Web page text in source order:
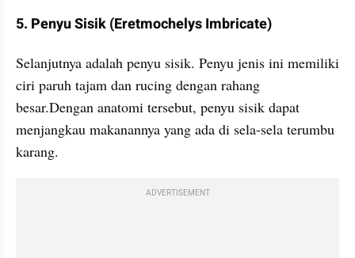
5. Penyu Sisik (Eretmochelys Imbricate)
Selanjutnya adalah penyu sisik. Penyu jenis ini memiliki
ciri paruh tajam dan rucing dengan rahang
besar.Dengan anatomi tersebut, penyu sisik dapat
menjangkau makanannya yang ada di sela-sela terumbu
karang.
ADVERTISEMENT